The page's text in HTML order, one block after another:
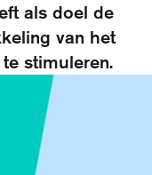
als doel de
van het
stimuleren.